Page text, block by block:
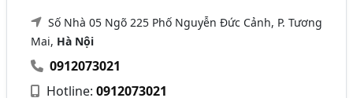
Số Nhà 05 Ngõ 225 Phố Nguyễn Đức Cảnh, P. Tương
Mai, Hà Nội
0912073021
Hotline:0912073021